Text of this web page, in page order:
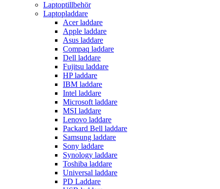
Laptoptillbehör
Laptopladdare
Acer laddare
Apple laddare
Asus laddare
Compaq laddare
Dell laddare
Fujitsu laddare
HP laddare
IBM laddare
Intel laddare
Microsoft laddare
MSI laddare
Lenovo laddare
Packard Bell laddare
Samsung laddare
Sony laddare
Synology laddare
Toshiba laddare
Universal laddare
PD Laddare